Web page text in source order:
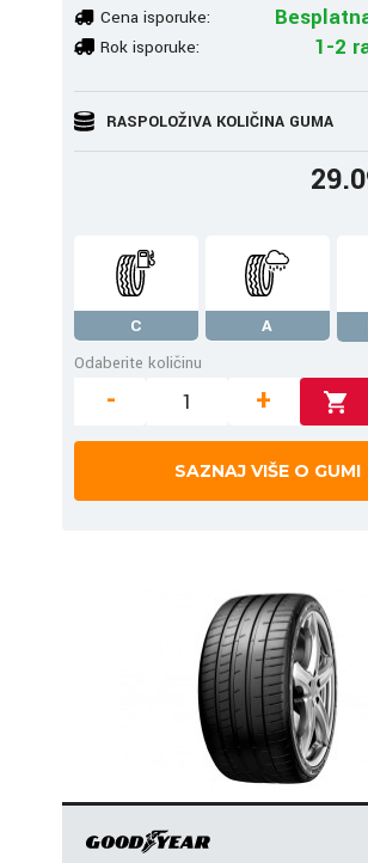
Cena isporuke:
Rok isporuke: 1-2
RASPOLOŽIVA KOLIČINA GUMA
C A
Odaberite količinu
- +
SAZNAJ VIŠE O GUMI